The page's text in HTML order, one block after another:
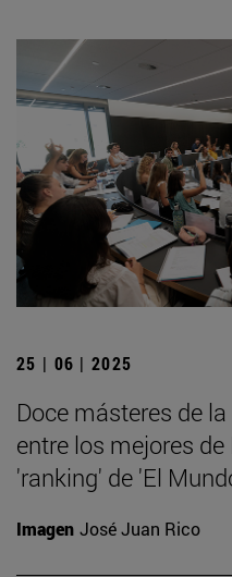
25 | 06 | 2025
Doce másteres de
entre los mejores de
'ranking' de 'El
Imagen José Juan Rico